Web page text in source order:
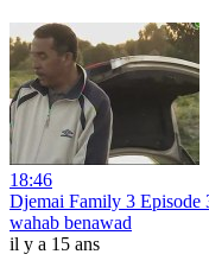
18:46
Djemai Family 3 Episode
wahab benawad
il y a 15 ans